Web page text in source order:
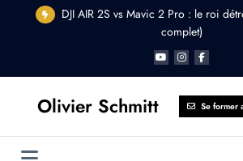
DJI AIR 2S vs Mavic 2 Pro : le roi
complet)
Olivier Schmitt Se former